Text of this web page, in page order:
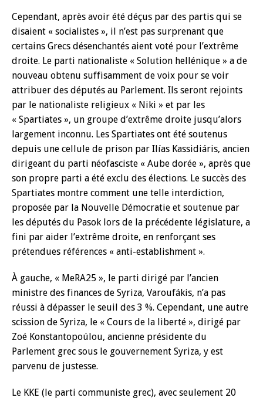
Cependant, après avoir été déçus par des partis qui se
disaient « socialistes », il n’est pas surprenant que
certains Grecs désenchantés aient voté pour l’extrême
droite. Le parti nationaliste « Solution hellénique » a de
nouveau obtenu suffisamment de voix pour se voir
attribuer des députés au Parlement. Ils seront rejoints
par le nationaliste religieux « Niki » et par les
« Spartiates », un groupe d’extrême droite jusqu’alors
largement inconnu. Les Spartiates ont été soutenus
depuis une cellule de prison par Ilías Kassidiáris, ancien
dirigeant du parti néofasciste « Aube dorée », après que
son propre parti a été exclu des élections. Le succès des
Spartiates montre comment une telle interdiction,
proposée par la Nouvelle Démocratie et soutenue par
les députés du Pasok lors de la précédente législature, a
fini par aider l’extrême droite, en renforçant ses
prétendues références « anti-establishment ».
À gauche, « MeRA25 », le parti dirigé par l’ancien
ministre des finances de Syriza, Varoufákis, n’a pas
réussi à dépasser le seuil des 3 %. Cependant, une autre
scission de Syriza, le « Cours de la liberté », dirigé par
Zoé Konstantopoúlou, ancienne présidente du
Parlement grec sous le gouvernement Syriza, y est
parvenu de justesse.
Le KKE (le parti communiste grec), avec seulement 20